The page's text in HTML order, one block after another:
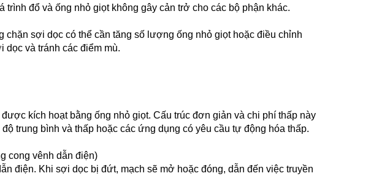
trình đổ và ống nhỏ giọt không gây cản trở cho các bộ phận khác.
sợi dọc có thể cần tăng số lượng ống nhỏ giọt hoặc điều chỉnh
dọc và tránh các điểm mù.
kích hoạt bằng ống nhỏ giọt. Cấu trúc đơn giản và chi phí thấp này
trung bình và thấp hoặc các ứng dụng có yêu cầu tự động hóa thấp.
cong vênh dẫn điện)
điện. Khi sợi dọc bị đứt, mạch sẽ mở hoặc đóng, dẫn đến việc truyền